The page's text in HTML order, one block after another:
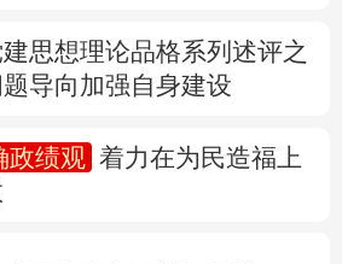
西 海南
州 云南 西藏
肃
思想理论品格系列述评之
导向加强自身建设
政绩观
着力在为民造福上